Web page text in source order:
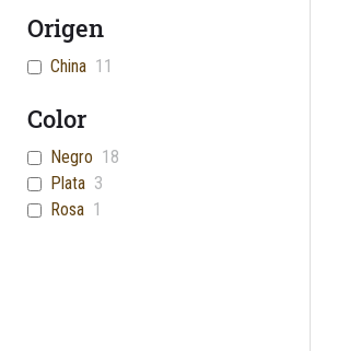
Origen
China 11
Color
Negro 18
Plata 3
Rosa 1